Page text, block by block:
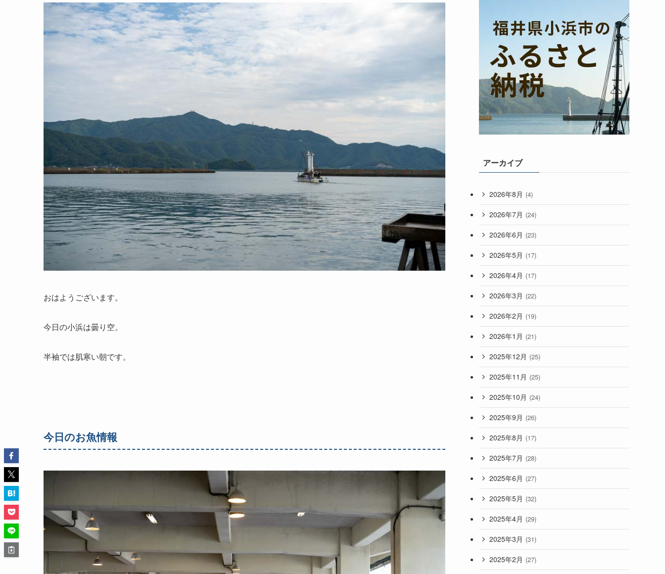
おはようございます。
今日の小浜は曇り空。
半袖では肌寒い朝です。
今日のお魚情報
アーカイブ
2026年8月 (4)
2026年7月 (24)
2026年6月 (23)
2026年5月 (17)
2026年4月 (17)
2026年3月 (22)
2026年2月 (19)
2026年1月 (21)
2025年12月 (25)
2025年11月 (25)
2025年10月 (24)
2025年9月 (26)
2025年8月 (17)
2025年7月 (28)
2025年6月 (27)
2025年5月 (32)
2025年4月 (29)
2025年3月 (31)
2025年2月 (27)